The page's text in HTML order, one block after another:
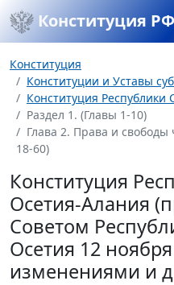
Конституция РФ
Конституция
Конституции и Уставы
Конституция
Раздел 1. (Главы 1-10)
Глава 2. Права и свободы
18-60)
Конституция
Осетия-Алания
Советом
Осетия 12 ноября
изменениями и